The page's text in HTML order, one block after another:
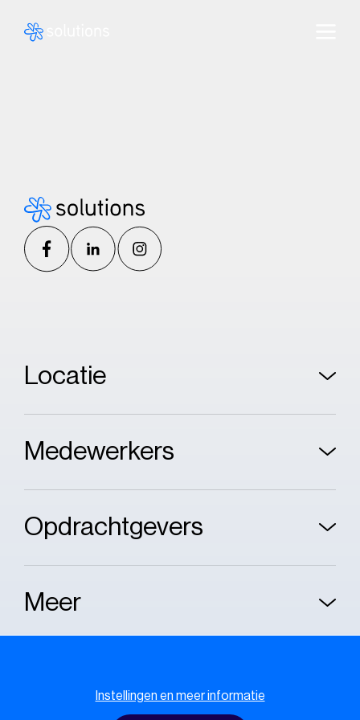
Instellingen en meer informatie
Locatie
Medewerkers
Opdrachtgevers
Meer